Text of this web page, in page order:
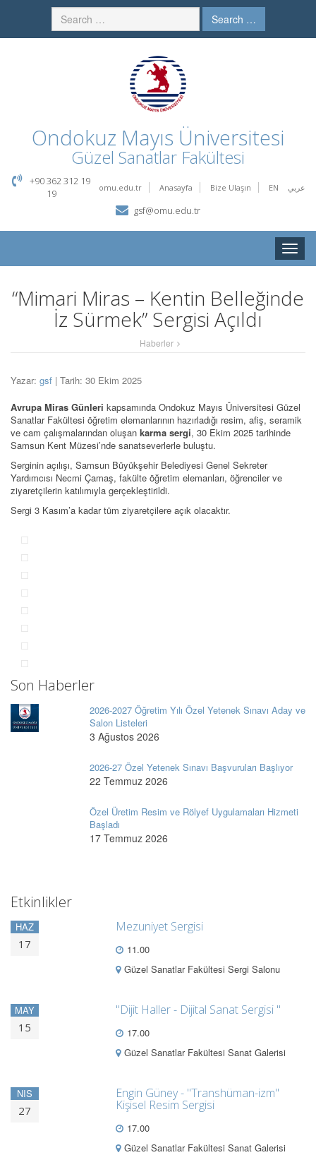
Search …
Ondokuz Mayıs Üniversitesi
Güzel Sanatlar Fakültesi
omu.edu.tr Anasayfa Bize Ulaşın EN عربي
+90 362 312 19
19
gsf@omu.edu.tr
Toggle
“Mimari Miras – Kentin Belleğinde
İz Sürmek” Sergisi Açıldı
Haberler
Yazar: gsf | Tarih: 30 Ekim 2025
Avrupa Miras Günleri kapsamında Ondokuz Mayıs Üniversitesi Güzel
Sanatlar Fakültesi öğretim elemanlarının hazırladığı resim, afiş, seramik
ve cam çalışmalarından oluşan karma sergi, 30 Ekim 2025 tarihinde
Samsun Kent Müzesi’nde sanatseverlerle buluştu.
Serginin açılışı, Samsun Büyükşehir Belediyesi Genel Sekreter
Yardımcısı Necmi Çamaş, fakülte öğretim elemanları, öğrenciler ve
ziyaretçilerin katılımıyla gerçekleştirildi.
Sergi 3 Kasım’a kadar tüm ziyaretçilere açık olacaktır.
Son Haberler
2026-2027 Öğretim Yılı Özel Yetenek Sınavı Aday ve
Salon Listeleri
3 Ağustos 2026
2026-27 Özel Yetenek Sınavı Başvuruları Başlıyor
22 Temmuz 2026
Özel Üretim Resim ve Rölyef Uygulamaları Hizmeti
Başladı
17 Temmuz 2026
Etkinlikler
HAZ
17
Mezuniyet Sergisi
11.00
Güzel Sanatlar Fakültesi Sergi Salonu
MAY
15
"Dijit Haller - Dijital Sanat Sergisi "
17.00
Güzel Sanatlar Fakültesi Sanat Galerisi
NIS
27
Engin Güney - "Transhüman-izm"
Kişisel Resim Sergisi
17.00
Güzel Sanatlar Fakültesi Sanat Galerisi